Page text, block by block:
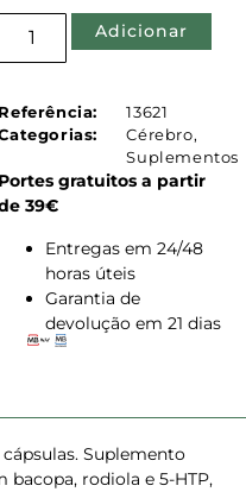
Adicionar
Referência:
13621
Cérebro,
Suplementos
Portes gratuitos a partir
39€
Entregas em 24/48
horas úteis
Garantia de
devolução em 21 dias
Suplemento
rodiola e 5-HTP,